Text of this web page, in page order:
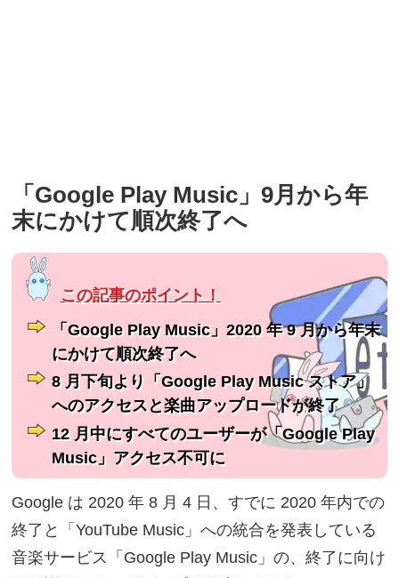
「Google Play Music」9月から年
末にかけて順次終了へ
「Google Play Music」2020 年 9 月から年末
にかけて順次終了へ
8 月下旬より「Google Play Music ストア」
へのアクセスと楽曲アップロードが終了
12 月中にすべてのユーザーが「Google Play
Music」アクセス不可に
Google は 2020 年 8 月 4 日、すでに 2020 年内での
終了と「YouTube Music」への統合を発表している
音楽サービス「Google Play Music」の、終了に向け